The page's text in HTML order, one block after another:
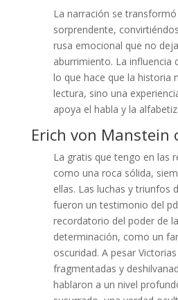
La narración se
sorprendente,
rusa emocional que no
aburrimiento. La influencia
lo que hace que la historia
lectura, sino una
apoya el habla y la
Erich von Manstein
La gratis que tengo en las
como una roca sólida,
ellas. Las luchas y triunfos
fueron un testimonio del
recordatorio del poder de
determinación, como un
oscuridad. A pesar
fragmentadas y
hablaron a un nivel